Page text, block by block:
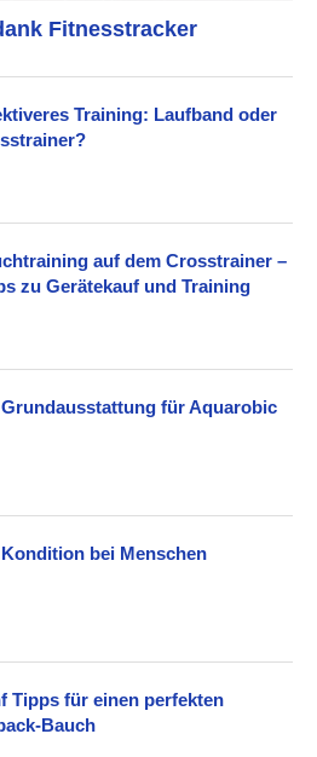
Fitnesstracker
Training: Laufband oder
auf dem Crosstrainer –
zu Gerätekauf und Training
Grundausstattung für Aquarobic
bei Menschen
Tipps für einen perfekten
Bauch